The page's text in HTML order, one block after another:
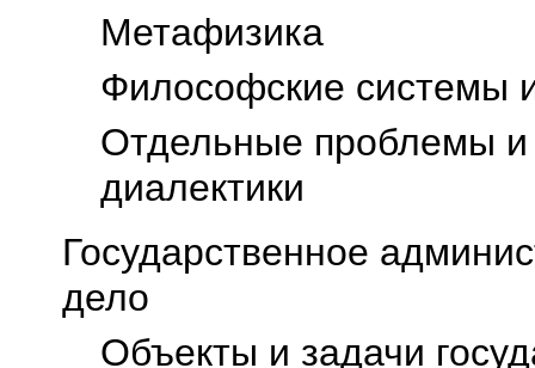
Метафизика
Философские системы
Отдельные проблемы и
диалектики
Государственное
дело
Объекты и задачи